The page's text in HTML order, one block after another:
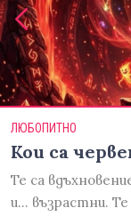
ЛЮБОПИТНО
Кои са
Те са
и... възрастни.